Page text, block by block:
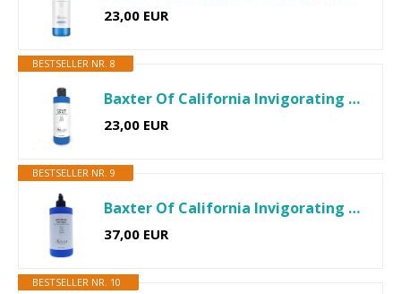
23,00 EUR
BESTSELLER NR. 8
Baxter Of California Invigorating Body Wash, Italian Lime...
23,00 EUR
BESTSELLER NR. 9
Baxter Of California Invigorating Body Wash, Italian Lime...
37,00 EUR
BESTSELLER NR. 10